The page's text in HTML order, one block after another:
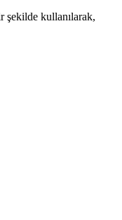
şekilde kullanılarak,